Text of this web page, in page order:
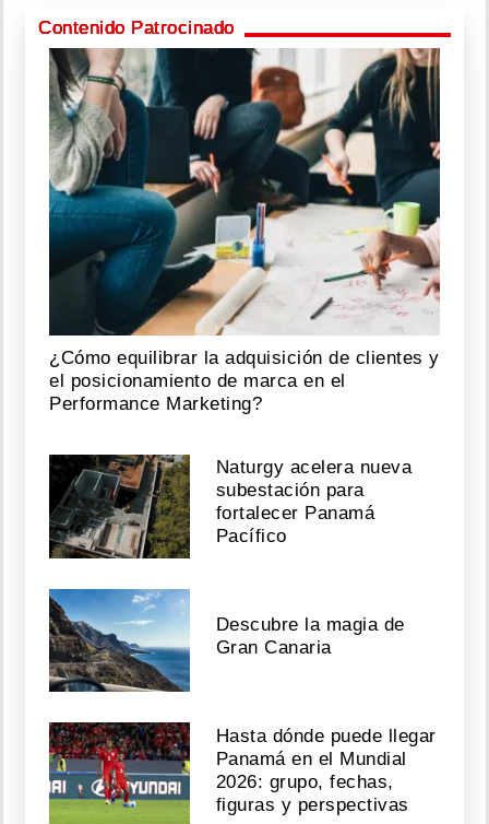
Contenido Patrocinado
¿Cómo equilibrar la adquisición de clientes y
el posicionamiento de marca en el
Performance Marketing?
Naturgy acelera nueva
subestación para
fortalecer Panamá
Pacífico
Descubre la magia de
Gran Canaria
Hasta dónde puede llegar
Panamá en el Mundial
2026: grupo, fechas,
figuras y perspectivas